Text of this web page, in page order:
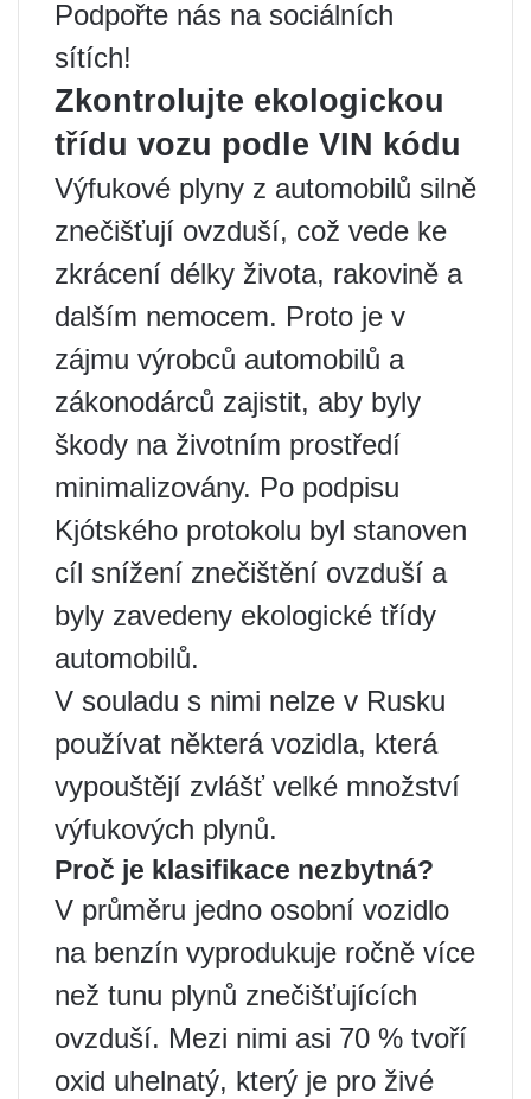
Podpořte nás na sociálních
sítích!
Zkontrolujte ekologickou
třídu vozu podle VIN kódu
Výfukové plyny z automobilů silně
znečišťují ovzduší, což vede ke
zkrácení délky života, rakovině a
dalším nemocem. Proto je v
zájmu výrobců automobilů a
zákonodárců zajistit, aby byly
škody na životním prostředí
minimalizovány. Po podpisu
Kjótského protokolu byl stanoven
cíl snížení znečištění ovzduší a
byly zavedeny ekologické třídy
automobilů.
V souladu s nimi nelze v Rusku
používat některá vozidla, která
vypouštějí zvlášť velké množství
výfukových plynů.
Proč je klasifikace nezbytná?
V průměru jedno osobní vozidlo
na benzín vyprodukuje ročně více
než tunu plynů znečišťujících
ovzduší. Mezi nimi asi 70 % tvoří
oxid uhelnatý, který je pro živé